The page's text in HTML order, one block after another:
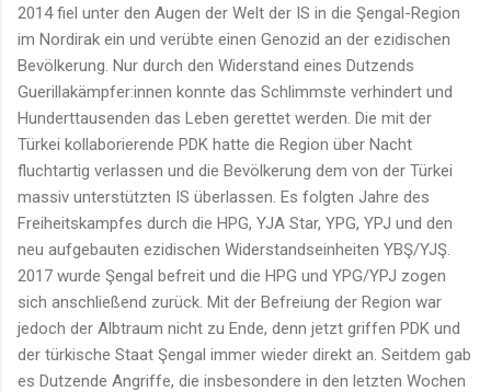
2014 fiel unter den Augen der Welt der IS in die Şengal-Region
im Nordirak ein und verübte einen Genozid an der ezidischen
Bevölkerung. Nur durch den Widerstand eines Dutzends
Guerillakämpfer:innen konnte das Schlimmste verhindert und
Hunderttausenden das Leben gerettet werden. Die mit der
Türkei kollaborierende PDK hatte die Region über Nacht
fluchtartig verlassen und die Bevölkerung dem von der Türkei
massiv unterstützten IS überlassen. Es folgten Jahre des
Freiheitskampfes durch die HPG, YJA Star, YPG, YPJ und den
neu aufgebauten ezidischen Widerstandseinheiten YBŞ/YJŞ.
2017 wurde Şengal befreit und die HPG und YPG/YPJ zogen
sich anschließend zurück. Mit der Befreiung der Region war
jedoch der Albtraum nicht zu Ende, denn jetzt griffen PDK und
der türkische Staat Şengal immer wieder direkt an. Seitdem gab
es Dutzende Angriffe, die insbesondere in den letzten Wochen